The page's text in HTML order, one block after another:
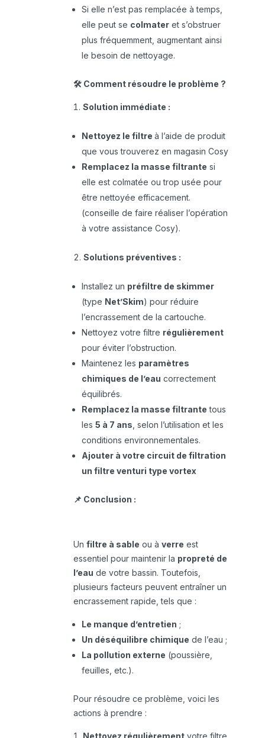
Si elle n’est pas remplacée à temps,
elle peut se colmateret s’obstruer
plus fréquemment, augmentant ainsi
le besoin de nettoyage.
🛠️ Comment résoudre le problème ?
Solution immédiate :
Nettoyez le filtre à l’aide de produit
que vous trouverez en magasin Cosy
Remplacez la masse filtrante si
elle est colmatée ou trop usée pour
être nettoyée efficacement.
(conseille de faire réaliser l’opération
à votre assistance Cosy).
Solutions préventives :
Installez un préfiltre de skimmer
(type Net’Skim) pour réduire
l’encrassement de la cartouche.
Nettoyez votre filtre régulièrement
pour éviter l’obstruction.
Maintenez les paramètres
chimiques de l’eau correctement
équilibrés.
Remplacez la masse filtrante tous
les 5 à 7 ans , selon l’utilisation et les
conditions environnementales.
Ajouter à votre circuit de filtration
un filtre venturi type vortex
📌 Conclusion :
Un filtre à sable ou à verre est
essentiel pour maintenir la propreté de
l’eau de votre bassin. Toutefois,
plusieurs facteurs peuvent entraîner un
encrassement rapide, tels que :
Le manque d’entretien ;
Un déséquilibre chimique de l’eau ;
La pollution externe (poussière,
feuilles, etc.).
Pour résoudre ce problème, voici les
actions à prendre :
Nettoyez régulièrementvotre filtre